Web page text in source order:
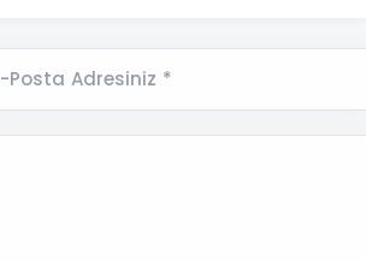
Posta Adresiniz *